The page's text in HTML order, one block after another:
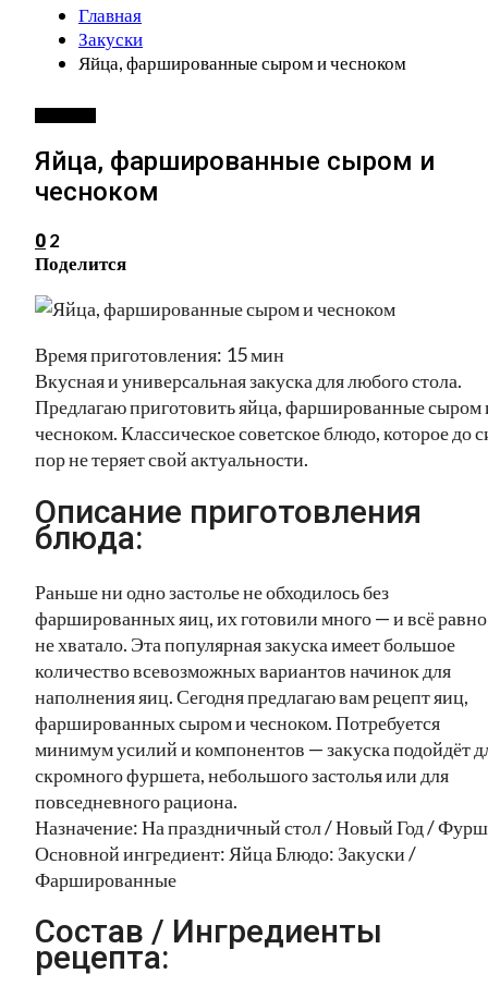
Главная
Закуски
Яйца, фаршированные сыром и чесноком
Яйца, фаршированные сыром и
чесноком
0 2
Поделится
Время приготовления: 15 мин
Вкусная и универсальная закуска для любого стола.
Предлагаю приготовить яйца, фаршированные сыром
чесноком. Классическое советское блюдо, которое до
пор не теряет свой актуальности.
Описание приготовления
блюда:
Раньше ни одно застолье не обходилось без
фаршированных яиц, их готовили много — и всё равно
не хватало. Эта популярная закуска имеет большое
количество всевозможных вариантов начинок для
наполнения яиц. Сегодня предлагаю вам рецепт яиц,
фаршированных сыром и чесноком. Потребуется
минимум усилий и компонентов — закуска подойдёт
скромного фуршета, небольшого застолья или для
повседневного рациона.
Назначение: На праздничный стол / Новый Год /
Основной ингредиент: Яйца Блюдо: Закуски /
Фаршированные
Состав / Ингредиенты
рецепта: